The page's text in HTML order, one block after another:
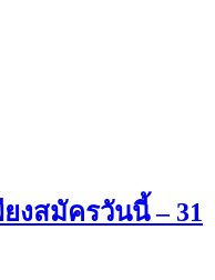
งสมัครวันนี้ – 31